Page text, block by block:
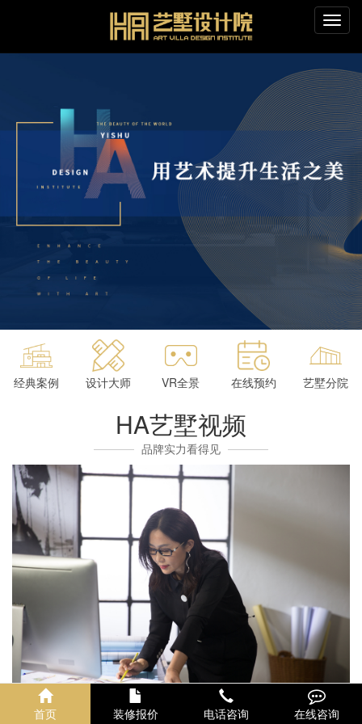
经典案例 设计大师 VR全景 在线预约 艺墅分院
HA艺墅视频
品牌实力看得见
首页 装修报价 电话咨询 在线咨询